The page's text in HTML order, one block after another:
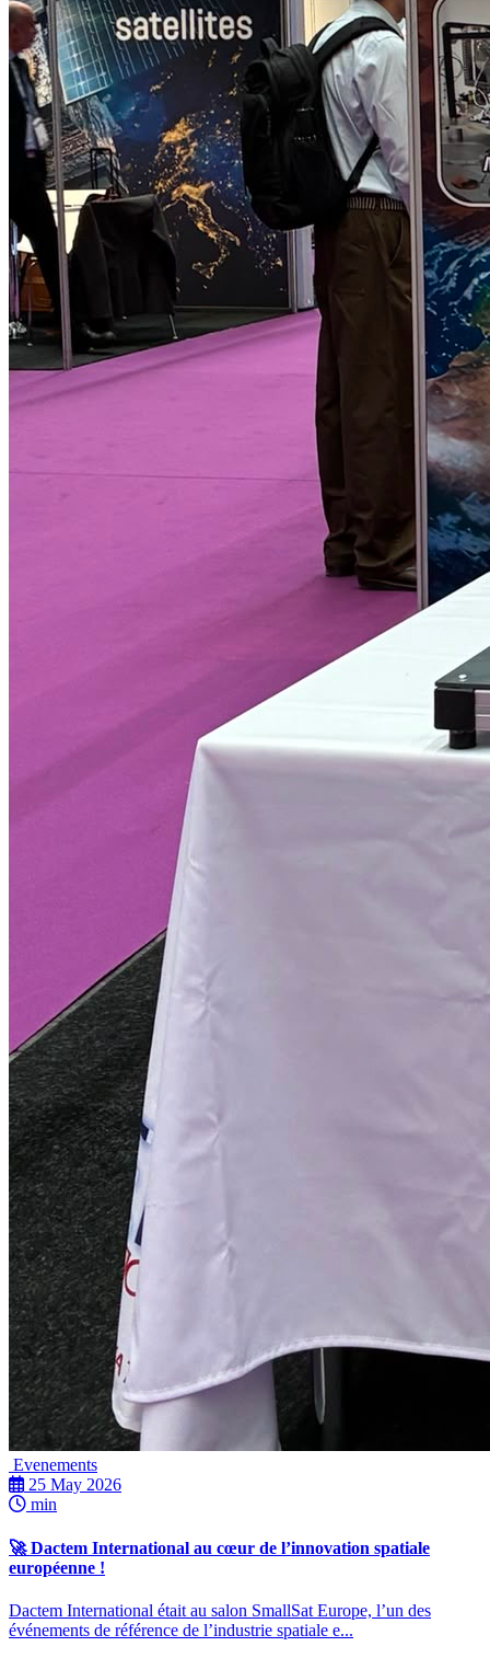
Evenements
25 May 2026
min
🚀 Dactem International au cœur de l’innovation spatiale
européenne !
Dactem International était au salon SmallSat Europe, l’un des
événements de référence de l’industrie spatiale e...